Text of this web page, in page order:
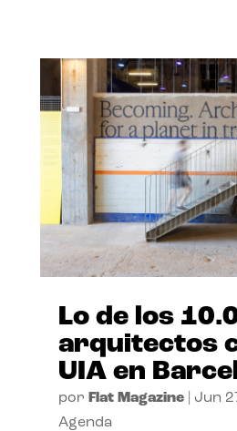
Lo de los
arquitectos
UIA en
por Flat Magazine| Jun
Agenda